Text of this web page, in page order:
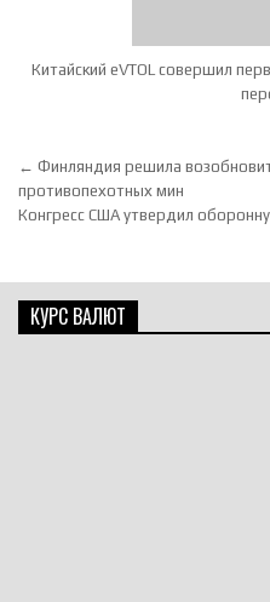
Китайский eVTOL совершил
Навигация по
← Финляндия решила
противопехотных мин
Конгресс США утвердил
КУРС ВАЛЮТ